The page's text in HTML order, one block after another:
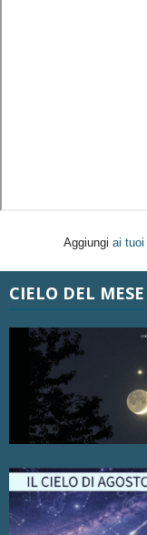
Aggiungi ai tuoi
CIELO DEL MESE